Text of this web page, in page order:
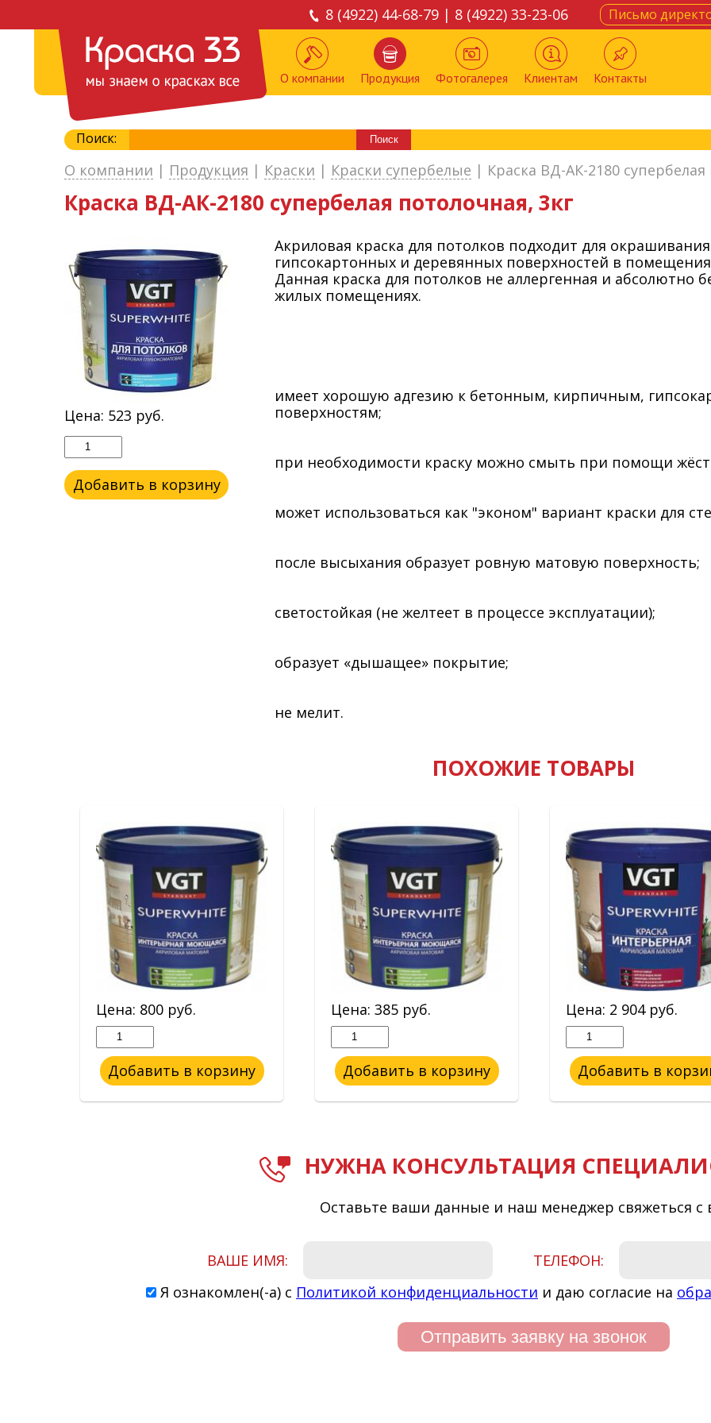
Письмо
8 (4922) 44-68-79 | 8 (4922) 33-23-06
О компании Продукция Фотогалерея Клиентам Контакты
Поиск:
О компании | Продукция | Краски | Краски супербелые | Краска ВД-АК-2180
Краска ВД-АК-2180 супербелая потолочная, 3кг
Цена: 523 руб.
Добавить в корзину
Акриловая краска для потолков подходит для
гипсокартонных и деревянных поверхностей в
Данная краска для потолков не аллергенная и абсолютно
жилых помещениях.
имеет хорошую адгезию к бетонным, кирпичным,
поверхностям;
при необходимости краску можно смыть при помощи
может использоваться как "эконом" вариант краски для
после высыхания образует ровную матовую поверхность;
светостойкая (не желтеет в процессе эксплуатации);
образует «дышащее» покрытие;
не мелит.
ПОХОЖИЕ ТОВАРЫ
Цена: 800 руб.
Добавить в корзину
Цена: 385 руб.
Добавить в корзину
Цена: 2 904руб.
Добавить в
НУЖНА КОНСУЛЬТАЦИЯ
Оставьте ваши данные и наш менеджер свяжеться с
ВАШЕ ИМЯ:
ТЕЛЕФОН:
Я ознакомлен(-а) с Политикой конфиденциальности и даю согласие на